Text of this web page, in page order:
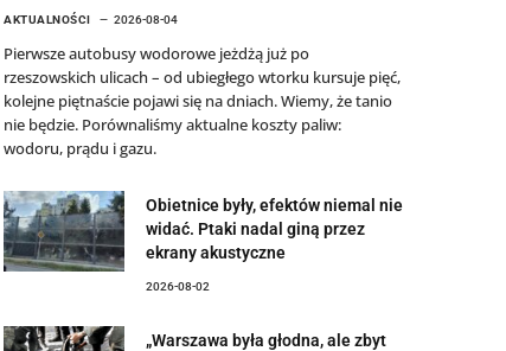
AKTUALNOŚCI 2026-08-04
Pierwsze autobusy wodorowe jeżdżą już po
rzeszowskich ulicach – od ubiegłego wtorku kursuje pięć,
kolejne piętnaście pojawi się na dniach. Wiemy, że tanio
nie będzie. Porównaliśmy aktualne koszty paliw:
wodoru, prądu i gazu.
Obietnice były, efektów niemal nie
widać. Ptaki nadal giną przez
ekrany akustyczne
2026-08-02
„Warszawa była głodna, ale zbyt